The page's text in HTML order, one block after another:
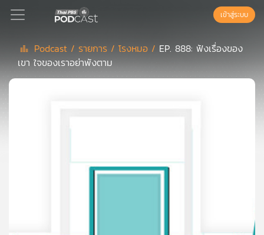
Podcast
เข้าสู่ระบบ
Podcast / รายการ /โรงหมอ / EP. 888: ฟังเรื่องของ
เขา ใจของเราอย่าพังตาม